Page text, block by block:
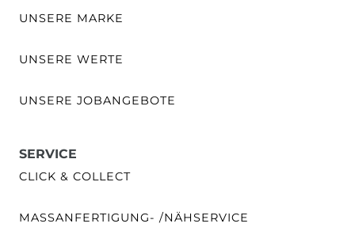
UNSERE MARKE
UNSERE WERTE
UNSERE JOBANGEBOTE
SERVICE
CLICK & COLLECT
MASSANFERTIGUNG- /NÄHSERVICE